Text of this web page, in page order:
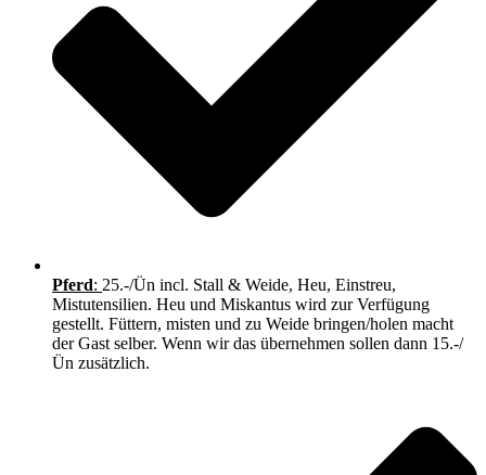
Pferd: 25.-/Ün incl. Stall & Weide, Heu, Einstreu,
Mistutensilien. Heu und Miskantus wird zur Verfügung
gestellt. Füttern, misten und zu Weide bringen/holen macht
der Gast selber. Wenn wir das übernehmen sollen dann 15.-/
Ün zusätzlich.